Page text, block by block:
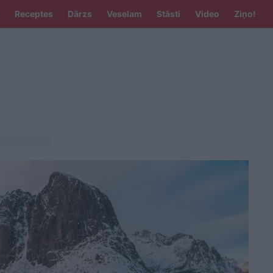
Receptes Dārzs Veselam Stāsti Video Ziņo!